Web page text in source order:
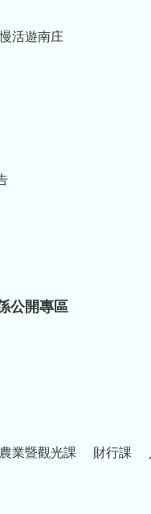
慢活遊南庄
公開專區
農業暨觀光課 財行課